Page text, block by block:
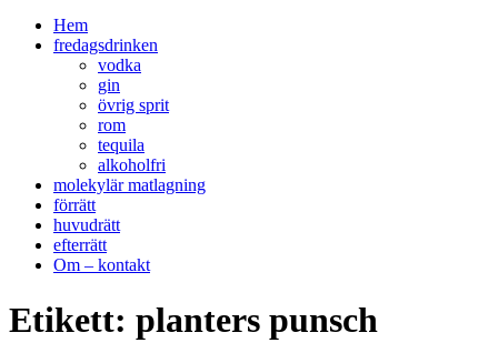
Hem
fredagsdrinken
vodka
gin
övrig sprit
rom
tequila
alkoholfri
molekylär matlagning
förrätt
huvudrätt
efterrätt
Om – kontakt
Etikett: planters punsch